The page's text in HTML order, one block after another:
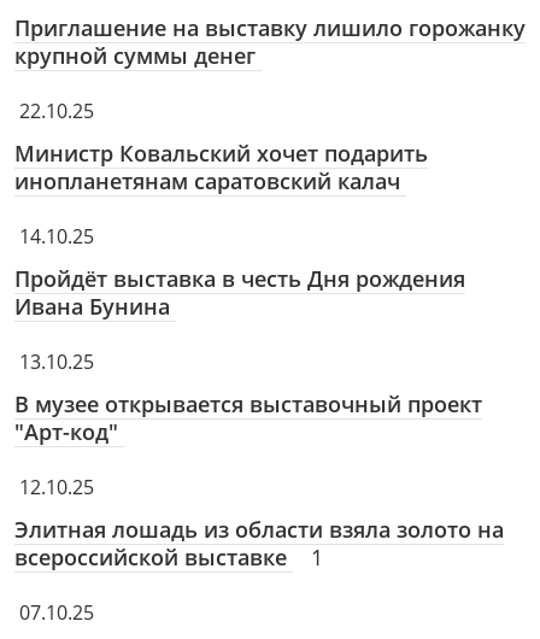
Приглашение на выставку лишило горожанку
крупной суммы денег
22.10.25
Министр Ковальский хочет подарить
инопланетянам саратовский калач
14.10.25
Пройдёт выставка в честь Дня рождения
Ивана Бунина
13.10.25
В музее открывается выставочный проект
"Арт-код"
12.10.25
Элитная лошадь из области взяла золото на
всероссийской выставке
1
07.10.25